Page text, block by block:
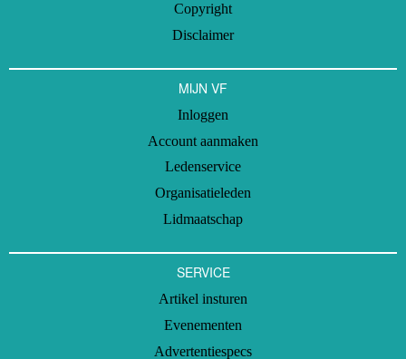
Copyright
Disclaimer
MIJN VF
Inloggen
Account aanmaken
Ledenservice
Organisatieleden
Lidmaatschap
SERVICE
Artikel insturen
Evenementen
Advertentiespecs